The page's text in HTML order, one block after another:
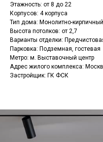
Этажность: от 8 до 22
Корпусов: 4 корпуса
Тип дома: Монолитно-кирпичный
Высота потолков: от 2,7
Варианты отделки:
Парковка: Подземная, гостевая
Метро: м. Выставочный центр
Адрес жилого комплекса:
Застройщик: ГК ФСК